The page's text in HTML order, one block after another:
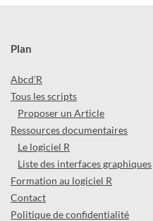
Plan
Abcd’R
Tous les scripts
Proposer un Article
Ressources documentaires
Le logiciel R
Liste des interfaces graphiques
Formation au logiciel R
Contact
Politique de confidentialité